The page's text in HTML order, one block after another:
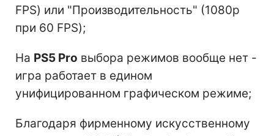
FPS) или "Производительность" (1080p
при 60 FPS);
На PS5 Pro выбора режимов вообще нет -
игра работает в едином
унифицированном графическом режиме;
Благодаря фирменному искусственному